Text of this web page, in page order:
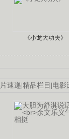
《小龙大功夫》
速递 精品栏目 电影